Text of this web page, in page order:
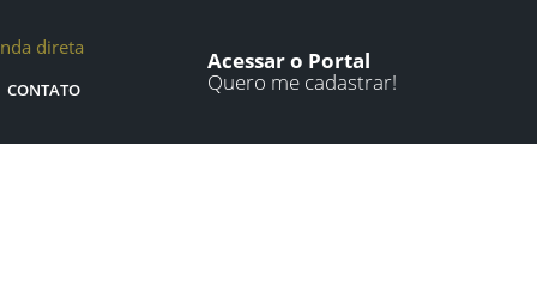
direta
CONTATO
Acessar o Portal
Quero me cadastrar!